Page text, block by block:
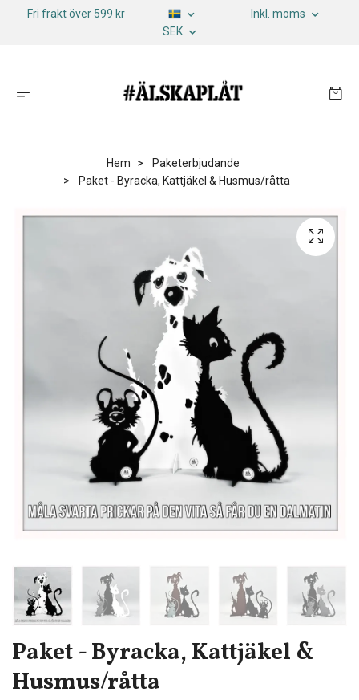
Fri frakt över 599 kr
Inkl. moms
SEK
Hem
Paketerbjudande
Paket - Byracka, Kattjäkel & Husmus/råtta
Paket - Byracka, Kattjäkel &
Husmus/råtta